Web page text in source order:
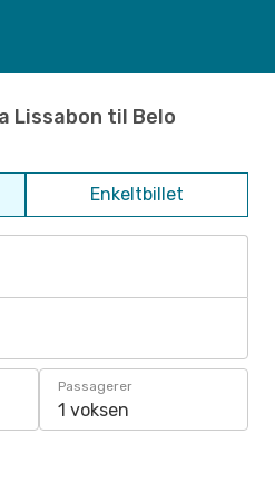
til Belo
Enkeltbillet
Passagerer
1 voksen